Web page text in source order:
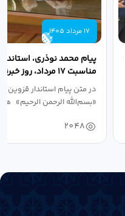
17 مرداد 1405
پیام محمد نوذری،
مناسبت ۱۷ مرداد، روز خبرنگار
در متن پیام استاندار قزوین
«بسم‌الله الرحمن الرحیم»
2048